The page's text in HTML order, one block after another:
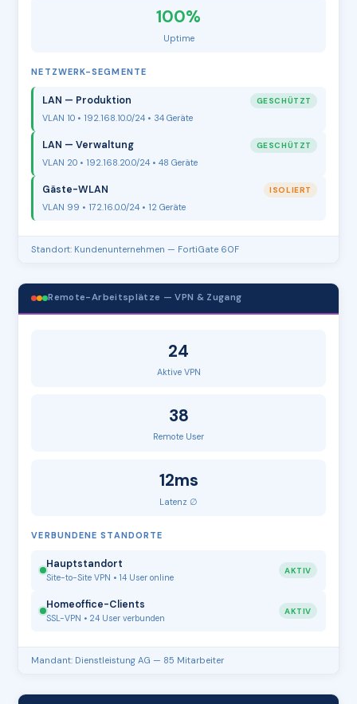
100%
Uptime
NETZWERK-SEGMENTE
LAN — Produktion GESCHÜTZT
VLAN 10 • 192.168.10.0/24 • 34 Geräte
LAN — Verwaltung GESCHÜTZT
VLAN 20 • 192.168.20.0/24 • 48 Geräte
Gäste-WLAN ISOLIERT
VLAN 99 • 172.16.0.0/24 • 12 Geräte
Standort: Kundenunternehmen — FortiGate 60F
Remote-Arbeitsplätze — VPN & Zugang
24
Aktive VPN
38
Remote User
12ms
Latenz ∅
VERBUNDENE STANDORTE
Hauptstandort
Site-to-Site VPN • 14 User online
AKTIV
Homeoffice-Clients
SSL-VPN • 24 User verbunden
AKTIV
Mandant: Dienstleistung AG — 85 Mitarbeiter